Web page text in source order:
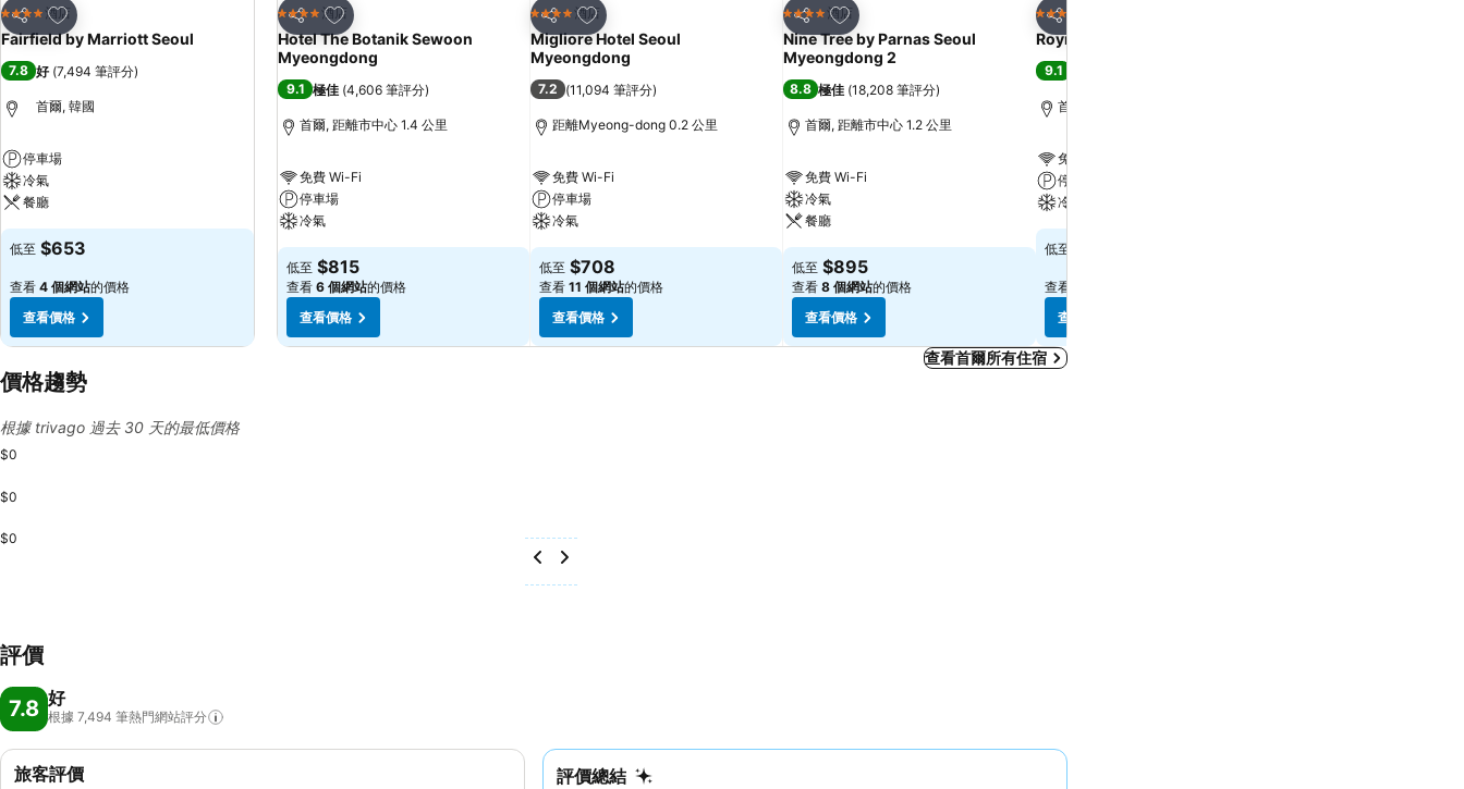
分享
放到收藏夾
4 星級 酒店
Fairfield by Marriott Seoul
7.8 好 (7,494 筆評分)
首爾, 韓國
停車場
冷氣
餐廳
低至 $653
查看 4 個網站的價格
查看價格
分享
放到收藏夾
4 星級 酒店
Hotel The Botanik Sewoon
Myeongdong
9.1 極佳 (4,606 筆評分)
首爾, 距離市中心 1.4 公里
免費 Wi-Fi
停車場
冷氣
低至 $815
查看 6 個網站的價格
查看價格
分享
放到收藏夾
4 星級 酒店
Migliore Hotel Seoul
Myeongdong
7.2 (11,094 筆評分)
距離Myeong-dong 0.2 公里
免費 Wi-Fi
停車場
冷氣
低至 $708
查看 11 個網站的價格
查看價格
分享
放到收藏夾
4 星級 酒店
Nine Tree by Parnas Seoul
Myeongdong 2
8.8 極佳 (18,208 筆評分)
首爾, 距離市中心 1.2 公里
免費 Wi-Fi
冷氣
餐廳
低至 $895
查看 8 個網站的價格
查看價格
分享
4 星級
Roynet Hotel Seoul Mapo
9.1
首爾, 距離市中心 3.8 公里
免費 Wi-Fi
停車場
冷氣
低至
查看
查看價格
查看首爾所有住宿
價格趨勢
根據 trivago 過去 30 天的最低價格
$0
$0
$0
評價
7.8 好
根據 7,494 筆熱門網站評分
評價總結
旅客評價